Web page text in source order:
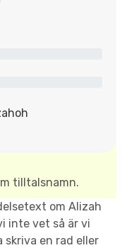
tilltalsnamn.
om Alizah
inte vet så är vi
skriva en rad eller